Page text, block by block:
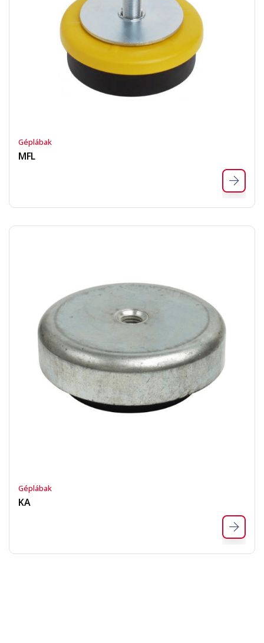
Géplábak
MFL
Géplábak
KA